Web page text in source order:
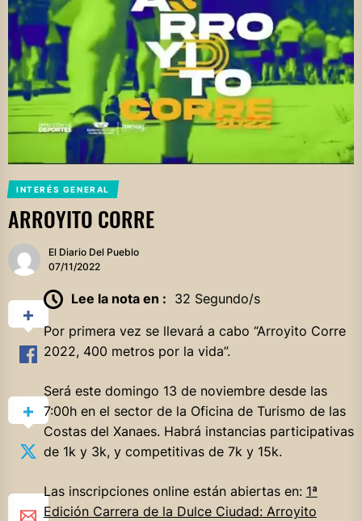
INTERÉS GENERAL
ARROYITO CORRE
El Diario Del Pueblo
07/11/2022
Lee la nota en : 32 Segundo/s
Por primera vez se llevará a cabo “Arroyito Corre
2022, 400 metros por la vida”.
Será este domingo 13 de noviembre desde las
7:00h en el sector de la Oficina de Turismo de las
Costas del Xanaes. Habrá instancias participativas
de 1k y 3k, y competitivas de 7k y 15k.
Las inscripciones online están abiertas en: 1ª
Edición Carrera de la Dulce Ciudad: Arroyito